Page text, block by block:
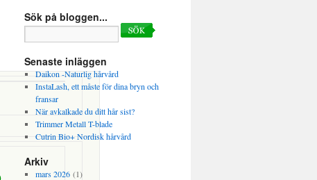
Sök på bloggen...
Search
for:
Senaste inläggen
Daikon -Naturlig hårvård
InstaLash, ett måste för dina bryn och
fransar
När avkalkade du ditt hår sist?
Trimmer Metall T-blade
Cutrin Bio+ Nordisk hårvård
Arkiv
mars 2026(1)